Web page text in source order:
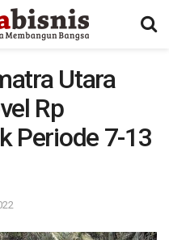
Utara
Rp
Periode 7-13